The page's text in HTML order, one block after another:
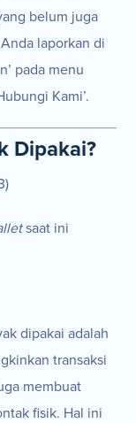
belum juga
laporkan di
pada menu
Kami’.
Dipakai?
saat ini
dipakai adalah
transaksi
membuat
fisik. Hal ini